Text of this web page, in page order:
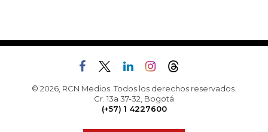
© 2026, RCN Medios. Todos los derechos reservados.
Cr. 13a 37-32, Bogotá
(+57) 1 4227600